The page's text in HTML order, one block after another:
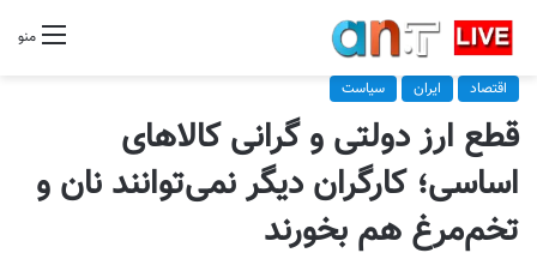
منو
اقتصاد ایران سیاست
قطع ارز دولتی و گرانی کالاهای
اساسی؛ کارگران دیگر نمی‌توانند نان و
تخم‌مرغ هم بخورند